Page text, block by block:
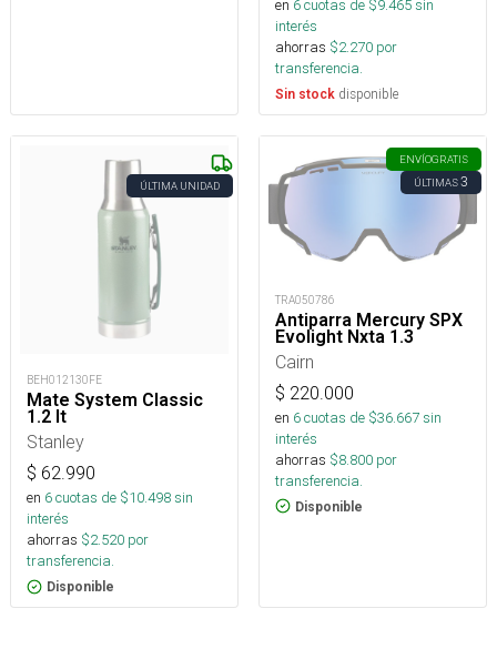
en 6cuotas de $9.465sin
interés
ahorras $2.270 por
transferencia.
Sin stock disponible
ÚLTIMA UNIDAD
BEH012130FE
Mate System Classic
1.2 lt
Stanley
$ 62.990
en 6cuotas de $10.498sin
interés
ahorras $2.520 por
transferencia.
Disponible
ENVÍOGRATIS
ÚLTIMAS3
TRA050786
Antiparra Mercury SPX
Evolight Nxta 1.3
Cairn
$ 220.000
en 6cuotas de $36.667sin
interés
ahorras $8.800 por
transferencia.
Disponible